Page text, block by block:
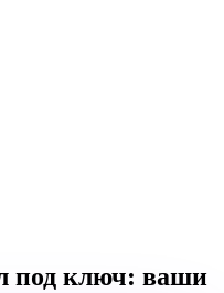
под ключ: ваши